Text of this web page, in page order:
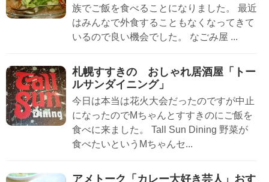
族でご飯を食べることになりました。 最近
はみんなで外食することもなくなってきて
いるので良い機会でした。 なごみ屋 ...
札幌すすきの おしゃれ居酒屋「トー
ルサンダイニング」
今日は本当は花火大会だったのですが中止
になったのでMちゃんとすすきのにご飯を
食べに来ました。 Tall Sun Dining 野菜が
食べたいというMちゃんセ...
アメトーク「カレー大好き芸人」おす